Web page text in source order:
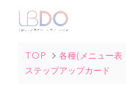
TOP
各種(メニュー
ステップアップカード